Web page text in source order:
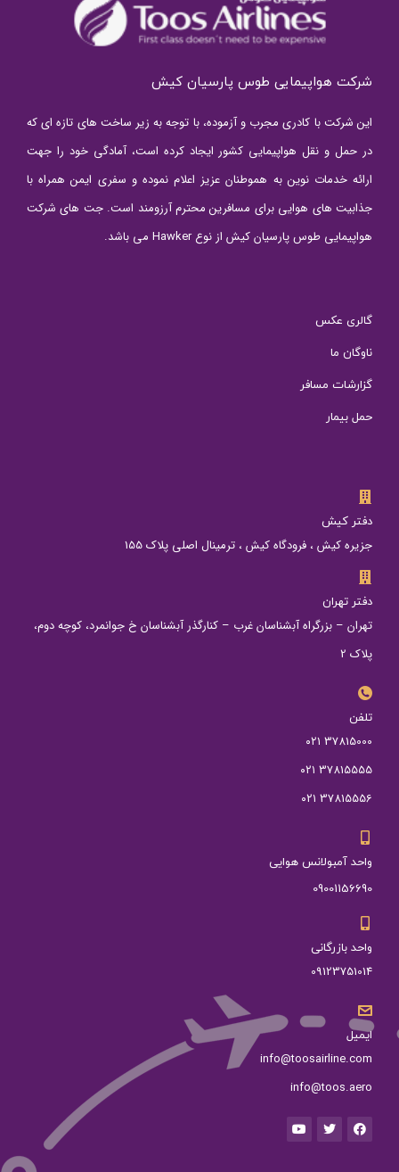
شرکت هواپیمایی طوس پارسیان کیش
این شرکت با کادری مجرب و آزموده، با توجه به زیر ساخت های تازه ای که
در حمل و نقل هواپیمایی کشور ایجاد کرده است، آمادگی خود را جهت
ارائه خدمات نوین به هموطنان عزیز اعلام نموده و سفری ایمن همراه با
جذابیت های هوایی برای مسافرین محترم آرزومند است. جت های شرکت
هواپیمایی طوس پارسیان کیش از نوع Hawker می باشد.
گالری عکس
ناوگان ما
گزارشات مسافر
حمل بیمار
دفتر کیش
جزیره کیش ، فرودگاه کیش ، ترمینال اصلی پلاک 155
دفتر تهران
تهران – بزرگراه آبشناسان غرب – کنارگذر آبشناسان خ جوانمرد، کوچه دوم،
پلاک 2
تلفن
37815000 ۰۲۱
37815555 ۰۲۱
37815556 ۰۲۱
واحد آمبولانس هوایی
09001156690
واحد بازرگانی
09123751014
ایمیل
info@toosairline.com
info@toos.aero